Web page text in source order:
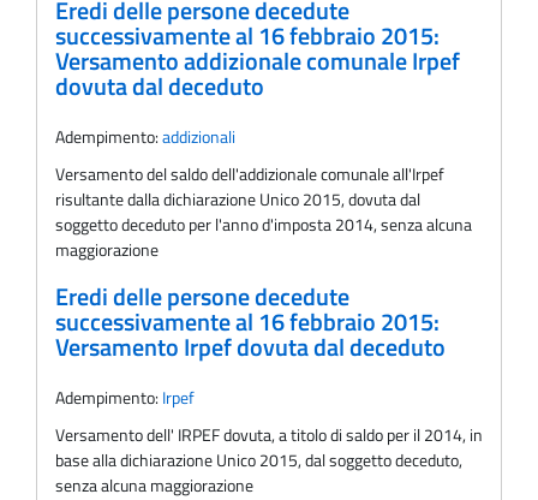
Eredi delle persone decedute
successivamente al 16 febbraio 2015:
Versamento addizionale comunale Irpef
dovuta dal deceduto
Adempimento:addizionali
Versamento del saldo dell'addizionale comunale all'Irpef
risultante dalla dichiarazione Unico 2015, dovuta dal
soggetto deceduto per l'anno d'imposta 2014, senza alcuna
maggiorazione
Eredi delle persone decedute
successivamente al 16 febbraio 2015:
Versamento Irpef dovuta dal deceduto
Adempimento: Irpef
Versamento dell' IRPEF dovuta, a titolo di saldo per il 2014, in
base alla dichiarazione Unico 2015, dal soggetto deceduto,
senza alcuna maggiorazione